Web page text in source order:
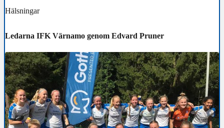
Hälsningar
Ledarna IFK Värnamo genom Edvard Pruner